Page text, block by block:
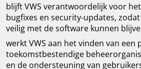
blijft VWS verantwoordelijk voor
bugfixes en security-updates,
veilig met de software kunnen
werkt VWS aan het vinden van een
toekomstbestendige
en de ondersteuning van